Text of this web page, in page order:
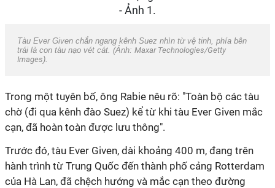
Tàu Ever Given chắn ngang kênh Suez nhìn từ vệ tinh, phía bên
trái là con tàu nạo vét cát. (Ảnh: Maxar Technologies/Getty
Images).
Trong một tuyên bố, ông Rabie nêu rõ: "Toàn bộ các tàu
chờ (đi qua kênh đào Suez) kể từ khi tàu Ever Given mắc
cạn, đã hoàn toàn được lưu thông".
Trước đó, tàu Ever Given, dài khoảng 400 m, đang trên
hành trình từ Trung Quốc đến thành phố cảng Rotterdam
của Hà Lan, đã chệch hướng và mắc cạn theo đường